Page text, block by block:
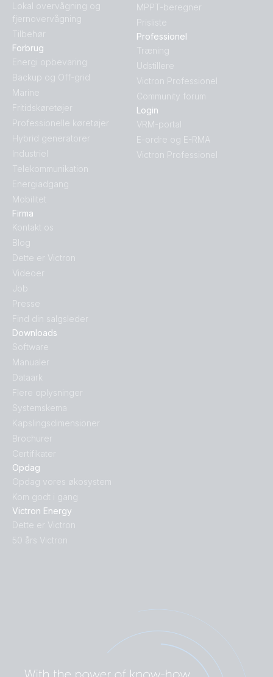
Lokal overvågning og
fjernovervågning
Tilbehør
Opdag
Opdag vores økosystem
Kom godt i gang
Victron Energy
Dette er Victron
50 års Victron
Downloads
Software
Manualer
Dataark
Flere oplysninger
Systemskema
Kapslingsdimensioner
Brochurer
Certifikater
Forbrug
Energi opbevaring
Backup og Off-grid
Marine
Fritidskøretøjer
Professionelle køretøjer
Hybrid generatorer
Industriel
Telekommunikation
Energiadgang
Mobilitet
Firma
Kontakt os
Blog
Dette er Victron
Videoer
Job
Presse
Find din salgsleder
MPPT-beregner
Prisliste
Professionel
Træning
Udstillere
Victron Professionel
Community forum
Login
VRM-portal
E-ordre og E-RMA
Victron Professionel